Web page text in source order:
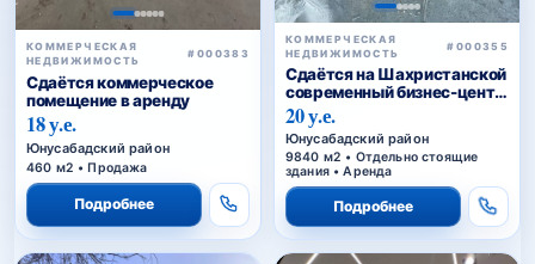
КОММЕРЧЕСКАЯ
НЕДВИЖИМОСТЬ
#000383
Сдаётся коммерческое
помещение в аренду
18 у.е.
Юнусабадский район
460 м2 • Продажа
Подробнее
КОММЕРЧЕСКАЯ
НЕДВИЖИМОСТЬ
#000355
Сдаётся на Шахристанской
современный бизнес-центр
в аренду
20 у.е.
Юнусабадский район
9840 м2 • Отдельно стоящие
здания • Аренда
Подробнее